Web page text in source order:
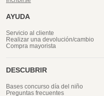
AYUDA
Servicio al cliente
Realizar una devolución/cambio
Compra mayorista
DESCUBRIR
Bases concurso día del niño
Preguntas frecuentes